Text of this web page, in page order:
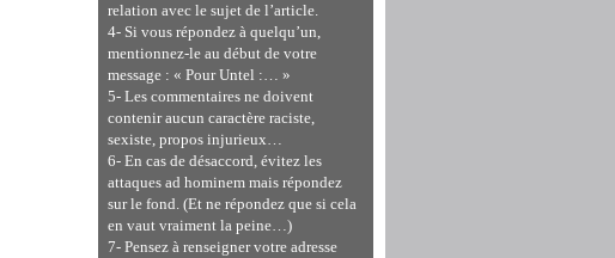
relation avec le sujet de l’article.
4- Si vous répondez à quelqu’un,
mentionnez-le au début de votre
message : « Pour Untel :… »
5- Les commentaires ne doivent
contenir aucun caractère raciste,
sexiste, propos injurieux…
6- En cas de désaccord, évitez les
attaques ad hominem mais répondez
sur le fond. (Et ne répondez que si cela
en vaut vraiment la peine…)
7- Pensez à renseigner votre adresse